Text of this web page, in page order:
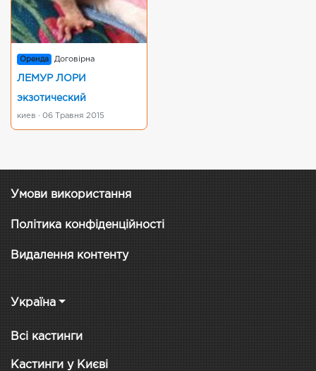
Оренда Договірна
ЛЕМУР ЛОРИ
экзотический
киев · 06 Травня 2015
Умови використання
Політика конфіденційності
Видалення контенту
Україна
Всі кастинги
Кастинги у Києві